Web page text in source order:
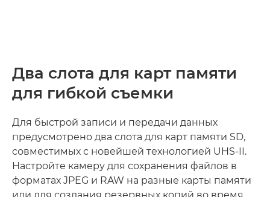
Два слота для карт памяти
для гибкой съемки
Для быстрой записи и передачи данных
предусмотрено два слота для карт памяти SD,
совместимых с новейшей технологией UHS-II.
Настройте камеру для сохранения файлов в
форматах JPEG и RAW на разные карты памяти
или для создания резервных копий во время